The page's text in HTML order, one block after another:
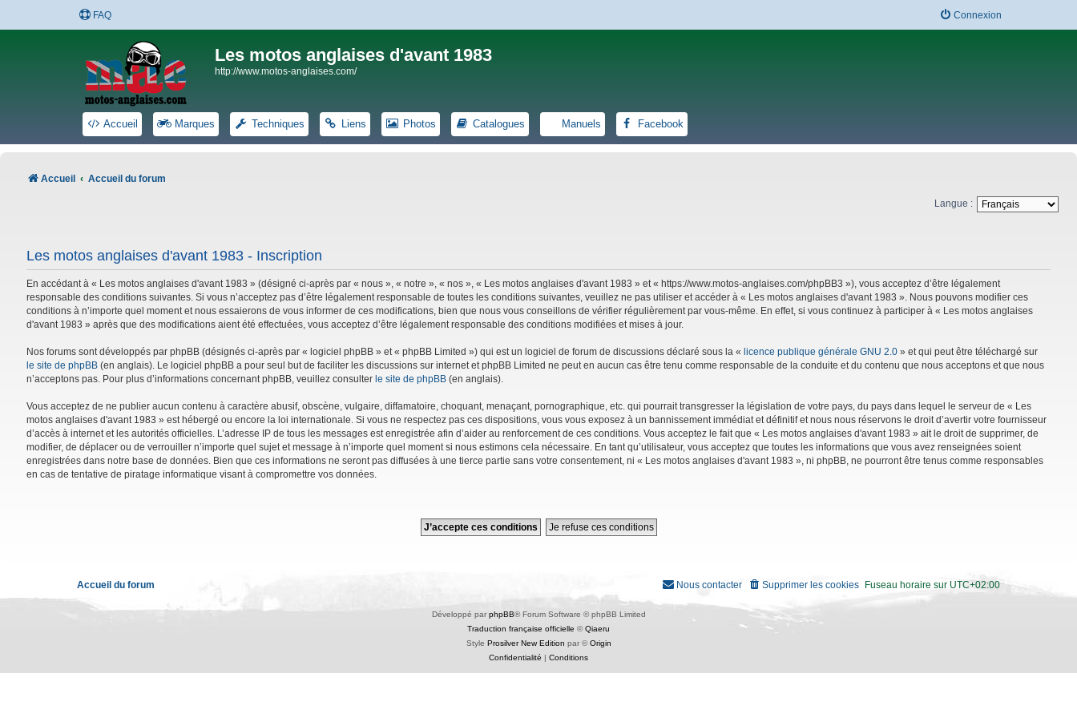
FAQ Connexion
Les motos anglaises d'avant 1983
http://www.motos-anglaises.com/
Accueil Marques Techniques Liens Photos Catalogues Manuels Facebook
Accueil Accueil du forum
Langue :
Les motos anglaises d'avant 1983 - Inscription
En accédant à « Les motos anglaises d'avant 1983 » (désigné ci-après par « nous », « notre », « nos », « Les motos anglaises d'avant 1983 » et « https://www.motos-anglaises.com/phpBB3 »), vous acceptez d’être légalement
responsable des conditions suivantes. Si vous n’acceptez pas d’être légalement responsable de toutes les conditions suivantes, veuillez ne pas utiliser et accéder à « Les motos anglaises d'avant 1983 ». Nous pouvons modifier ces
conditions à n’importe quel moment et nous essaierons de vous informer de ces modifications, bien que nous vous conseillons de vérifier régulièrement par vous-même. En effet, si vous continuez à participer à « Les motos anglaises
d'avant 1983 » après que des modifications aient été effectuées, vous acceptez d’être légalement responsable des conditions modifiées et mises à jour.
Nos forums sont développés par phpBB (désignés ci-après par « logiciel phpBB » et « phpBB Limited ») qui est un logiciel de forum de discussions déclaré sous la « licence publique générale GNU 2.0 » et qui peut être téléchargé sur
le site de phpBB (en anglais). Le logiciel phpBB a pour seul but de faciliter les discussions sur internet et phpBB Limited ne peut en aucun cas être tenu comme responsable de la conduite et du contenu que nous acceptons et que nous
n’acceptons pas. Pour plus d’informations concernant phpBB, veuillez consulter le site de phpBB (en anglais).
Vous acceptez de ne publier aucun contenu à caractère abusif, obscène, vulgaire, diffamatoire, choquant, menaçant, pornographique, etc. qui pourrait transgresser la législation de votre pays, du pays dans lequel le serveur de « Les
motos anglaises d'avant 1983 » est hébergé ou encore la loi internationale. Si vous ne respectez pas ces dispositions, vous vous exposez à un bannissement immédiat et définitif et nous nous réservons le droit d’avertir votre fournisseur
d’accès à internet et les autorités officielles. L’adresse IP de tous les messages est enregistrée afin d’aider au renforcement de ces conditions. Vous acceptez le fait que « Les motos anglaises d'avant 1983 » ait le droit de supprimer, de
modifier, de déplacer ou de verrouiller n’importe quel sujet et message à n’importe quel moment si nous estimons cela nécessaire. En tant qu’utilisateur, vous acceptez que toutes les informations que vous avez renseignées soient
enregistrées dans notre base de données. Bien que ces informations ne seront pas diffusées à une tierce partie sans votre consentement, ni « Les motos anglaises d'avant 1983 », ni phpBB, ne pourront être tenus comme responsables
en cas de tentative de piratage informatique visant à compromettre vos données.
Accueil du forum Fuseau horaire sur UTC+02:00
Supprimer les cookies
Nous contacter
Développé par phpBB® Forum Software © phpBB Limited
Traduction française officielle ©Qiaeru
Style Prosilver New Edition par ©Origin
Confidentialité | Conditions